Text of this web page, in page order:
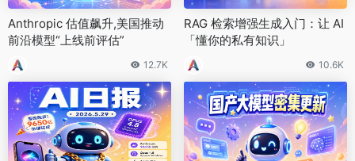
Anthropic 估值飙升,美国推动
前沿模型“上线前评估”
12.7K
RAG 检索增强生成入门：让 AI
「懂你的私有知识」
10.6K